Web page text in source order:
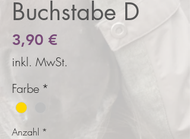
Buchstabe D
3,90 €
inkl. MwSt.
Farbe *
Anzahl *